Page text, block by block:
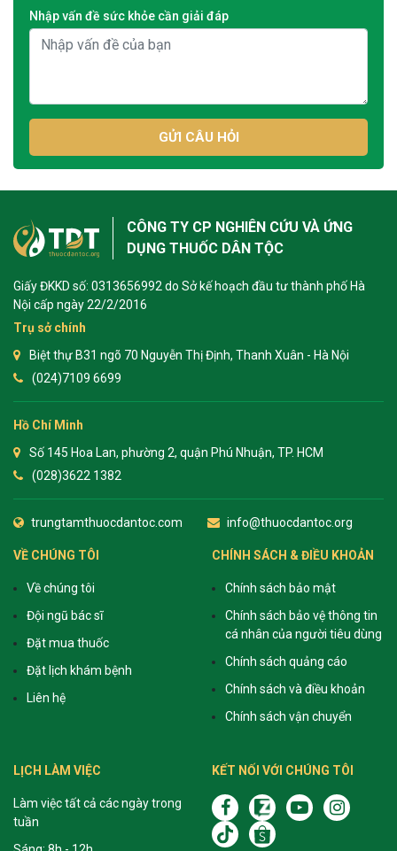
Nhập vấn đề sức khỏe cần giải đáp
GỬI CÂU HỎI
CÔNG TY CP NGHIÊN CỨU VÀ ỨNG
DỤNG THUỐC DÂN TỘC
Giấy ĐKKD số: 0313656992 do Sở kế hoạch đầu tư thành phố Hà
Nội cấp ngày 22/2/2016
Trụ sở chính
Biệt thự B31 ngõ 70 Nguyễn Thị Định, Thanh Xuân - Hà Nội
(024)7109 6699
Hồ Chí Minh
Số 145 Hoa Lan, phường 2, quận Phú Nhuận, TP. HCM
(028)3622 1382
trungtamthuocdantoc.com info@thuocdantoc.org
VỀ CHÚNG TÔI
Về chúng tôi
Đội ngũ bác sĩ
Đặt mua thuốc
Đặt lịch khám bệnh
Liên hệ
CHÍNH SÁCH & ĐIỀU KHOẢN
Chính sách bảo mật
Chính sách bảo vệ thông tin
cá nhân của người tiêu dùng
Chính sách quảng cáo
Chính sách và điều khoản
Chính sách vận chuyển
LỊCH LÀM VIỆC
Làm việc tất cả các ngày trong
tuần
KẾT NỐI VỚI CHÚNG TÔI